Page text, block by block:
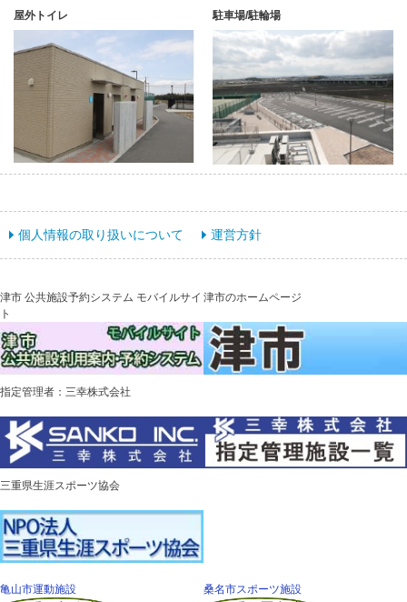
屋外トイレ 駐車場/駐輪場
個人情報の取り扱いについて 運営方針
津市 公共施設予約システム モバイルサイ
ト
津市のホームページ
指定管理者：三幸株式会社
三重県生涯スポーツ協会